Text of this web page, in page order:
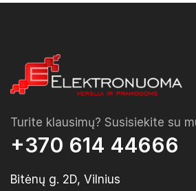
Turite klausimų? Susisiekite su
+370 614 44666
Bitėnų g. 2D, Vilnius